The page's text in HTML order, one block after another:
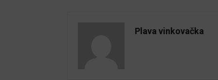
Plava vinkovačka